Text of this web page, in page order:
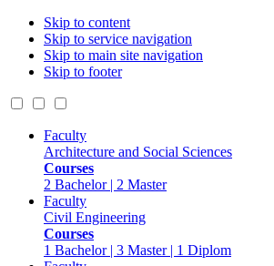
Skip to content
Skip to service navigation
Skip to main site navigation
Skip to footer
Faculty
Architecture and Social Sciences
Courses
2 Bachelor | 2 Master
Faculty
Civil Engineering
Courses
1 Bachelor | 3 Master | 1 Diplom